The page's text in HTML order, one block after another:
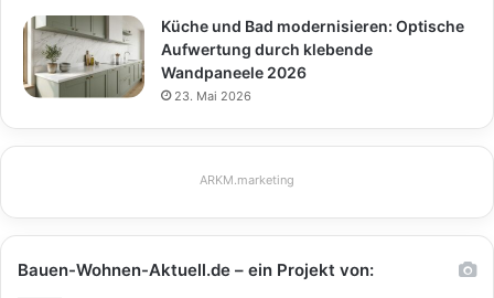
Küche und Bad modernisieren: Optische
Aufwertung durch klebende
Wandpaneele 2026
23. Mai 2026
ARKM.marketing
Bauen-Wohnen-Aktuell.de – ein Projekt von: